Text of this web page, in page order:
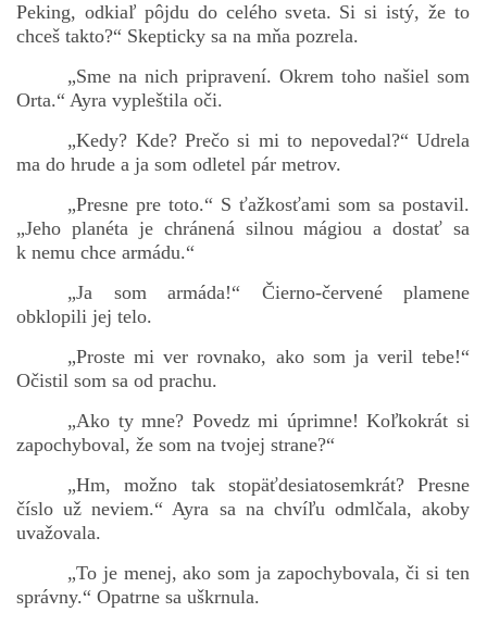
Peking, odkiaľ pôjdu do celého sveta. Si si istý, že to
chceš takto?“ Skepticky sa na mňa pozrela.
„Sme na nich pripravení. Okrem toho našiel som
Orta.“ Ayra vypleštila oči.
„Kedy? Kde? Prečo si mi to nepovedal?“ Udrela
ma do hrude a ja som odletel pár metrov.
„Presne pre toto.“ S ťažkosťami som sa postavil.
„Jeho planéta je chránená silnou mágiou a dostať sa
k nemu chce armádu.“
„Ja som armáda!“ Čierno-červené plamene
obklopili jej telo.
„Proste mi ver rovnako, ako som ja veril tebe!“
Očistil som sa od prachu.
„Ako ty mne? Povedz mi úprimne! Koľkokrát si
zapochyboval, že som na tvojej strane?“
„Hm, možno tak stopäťdesiatosemkrát? Presne
číslo už neviem.“ Ayra sa na chvíľu odmlčala, akoby
uvažovala.
„To je menej, ako som ja zapochybovala, či si ten
správny.“ Opatrne sa uškrnula.